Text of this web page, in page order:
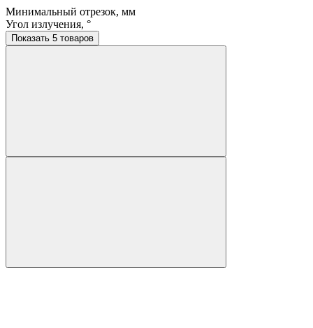
Минимальный отрезок, мм
Угол излучения, °
Показать 5 товаров